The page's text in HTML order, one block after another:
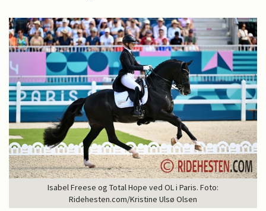
Isabel Freese og Total Hope ved OL i Paris. Foto:
Ridehesten.com/Kristine Ulsø Olsen